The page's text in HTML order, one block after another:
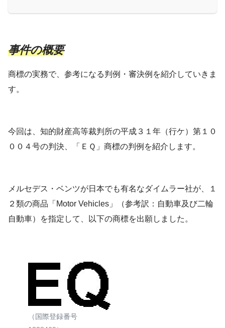
事件の概要
商標の実務で、参考になる判例・審決例を紹介していきま
す。
今回は、知的財産高等裁判所の平成３１年（行ケ）第１０
００４号の判決、「ＥＱ」商標の判例を紹介します。
メルセデス・ベンツが日本でも有名なダイムラー社が、１
２類の商品「Motor Vehicles」（参考訳：自動車及び二輪
自動車）を指定して、以下の商標を出願しました。
（国際登録番号